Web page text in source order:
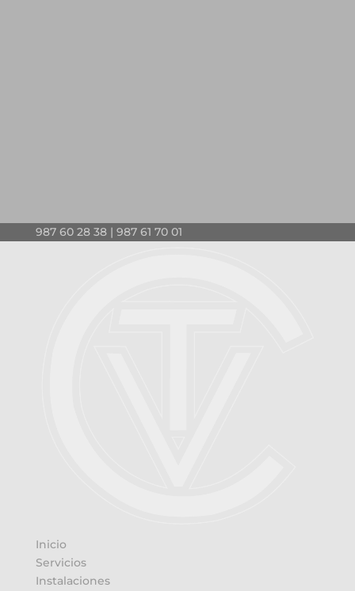
987 60 28 38 | 987 61 70 01
Inicio
Servicios
Instalaciones